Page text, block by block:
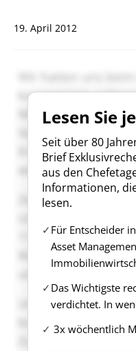
19. April 2012
Lesen Sie
Seit über 80
Brief
aus den
Informationen,
lesen.
Für Entscheider
Asset
Das Wichtigste
verdichtet. In
3x wöchentlich